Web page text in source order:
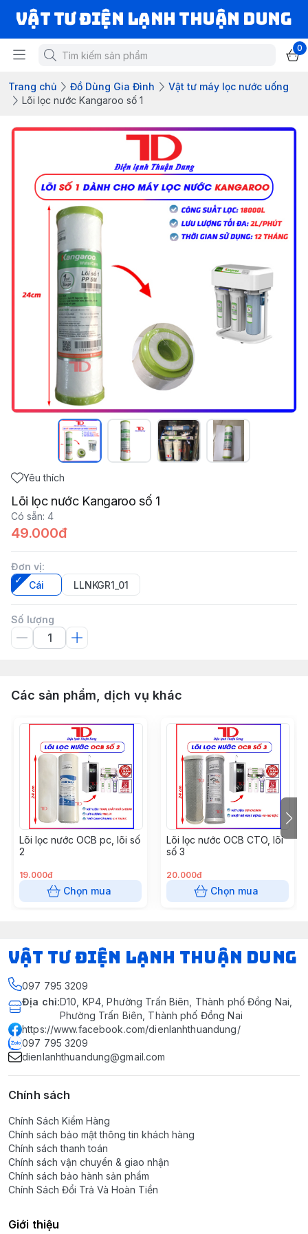
VẬT TƯ ĐIỆN LẠNH THUẬN DUNG
0
Trang chủ Đồ Dùng Gia Đình
Vật tư máy lọc nước uống
Lõi lọc nước Kangaroo số 1
Yêu thích
Lõi lọc nước Kangaroo số 1
Có sẵn: 4
49.000đ
Đơn vị:
Cái
LLNKGR1_01
Số lượng
Các sản phẩm, dịch vụ khác
Lõi lọc nước OCB pc, lõi số
2
19.000đ
Chọn mua
Lõi lọc nước OCB CTO, lõi
số 3
20.000đ
Chọn mua
VẬT TƯ ĐIỆN LẠNH THUẬN DUNG
097 795 3209
Địa chỉ:D10, KP4, Phường Trấn Biên, Thành phố Đồng Nai,
Phường Trấn Biên, Thành phố Đồng Nai
https://www.facebook.com/dienlanhthuandung/
097 795 3209
dienlanhthuandung@gmail.com
Chính sách
Chính Sách Kiểm Hàng
Chính sách bảo mật thông tin khách hàng
Chính sách thanh toán
Chính sách vận chuyển & giao nhận
Chính sách bảo hành sản phẩm
Chính Sách Đổi Trả Và Hoàn Tiền
Giới thiệu